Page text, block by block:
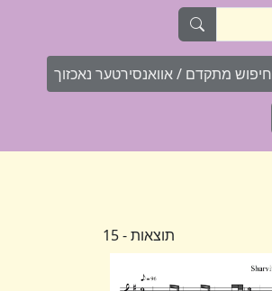
חיפוש מתקדם / אוואנסירטער נאכזוך
תוצאות - 15